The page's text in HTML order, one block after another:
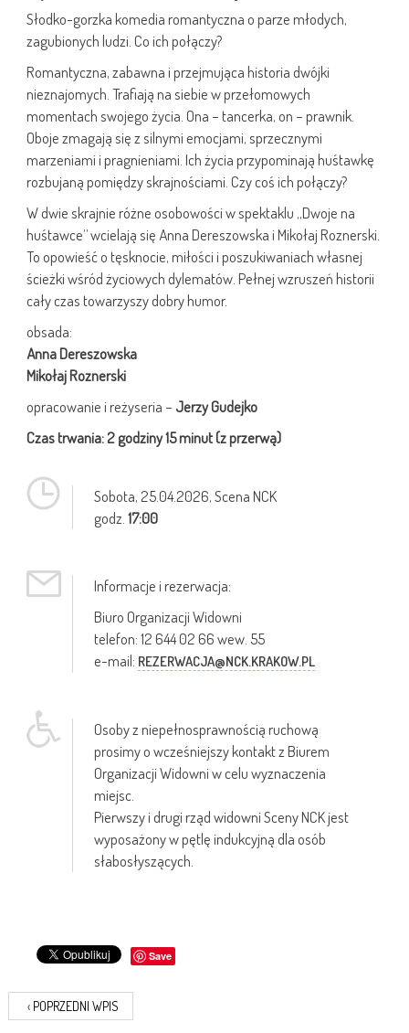
Słodko-gorzka komedia romantyczna o parze młodych,
zagubionych ludzi. Co ich połączy?
Romantyczna, zabawna i przejmująca historia dwójki
nieznajomych. Trafiają na siebie w przełomowych
momentach swojego życia. Ona – tancerka, on – prawnik.
Oboje zmagają się z silnymi emocjami, sprzecznymi
marzeniami i pragnieniami. Ich życia przypominają huśtawkę
rozbujaną pomiędzy skrajnościami. Czy coś ich połączy?
W dwie skrajnie różne osobowości w spektaklu „Dwoje na
huśtawce” wcielają się Anna Dereszowska i Mikołaj Roznerski.
To opowieść o tęsknocie, miłości i poszukiwaniach własnej
ścieżki wśród życiowych dylematów. Pełnej wzruszeń historii
cały czas towarzyszy dobry humor.
obsada:
Anna Dereszowska
Mikołaj Roznerski
opracowanie i reżyseria – Jerzy Gudejko
Czas trwania: 2 godziny 15 minut (z przerwą)
Sobota,25.04.2026, Scena NCK
godz. 17:00
Informacje i rezerwacja:
Biuro Organizacji Widowni
telefon: 12 644 02 66 wew. 55
e-mail: REZERWACJA@NCK.KRAKOW.PL
Osoby z niepełnosprawnością ruchową
prosimy o wcześniejszy kontakt z Biurem
Organizacji Widowni w celu wyznaczenia
miejsc.
Pierwszy i drugi rząd widowni Sceny NCK jest
wyposażony w pętlę indukcyjną dla osób
słabosłyszących.
Save
‹ POPRZEDNI WPIS